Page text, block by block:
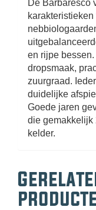
De Barbaresco
en rijpe
dropsmaak,
zuurgraad.
duidelijke
Goede jaren
die gemakkelijk
kelder.